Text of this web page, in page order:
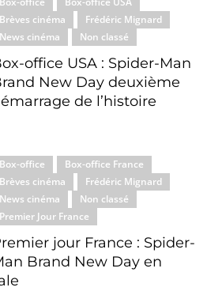
Brèves cinéma
Frédéric Mignard
News cinéma
Non classé
office USA : Spider-Man
New Day deuxième
de l’histoire
Box-office
Box-office France
Brèves cinéma
Frédéric Mignard
News cinéma
Non classé
Premier Jour France
jour France : Spider-
Brand New Day en